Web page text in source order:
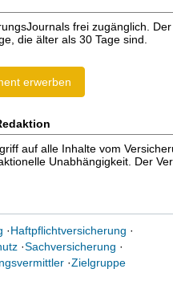
frei zugänglich.
die älter als 30 Tage sind.
erwerben
auf alle Inhalte vom
Unabhängigkeit. Der
·Haftpflichtversicherung ·
·Sachversicherung ·
·Zielgruppe